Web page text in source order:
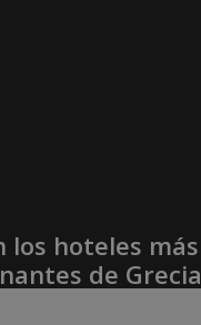
los hoteles más
de Grecia